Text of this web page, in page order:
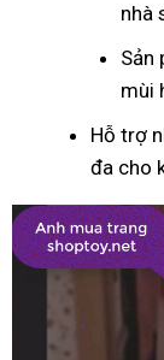
nhà
Sản
mùi
Hỗ trợ
đa cho